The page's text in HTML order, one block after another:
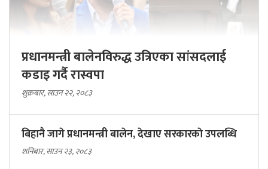
प्रधानमन्त्री बालेनविरुद्ध उत्रिएका सांसदलाई
कडाइ गर्दै रास्वपा
शुक्रबार, साउन २२, २०८३
बिहानै जागे प्रधानमन्त्री बालेन, देखाए सरकारकाे उपलब्धि
शनिबार, साउन २३, २०८३